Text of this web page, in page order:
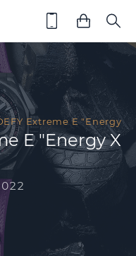
Extreme E "Energy X
E "Energy X